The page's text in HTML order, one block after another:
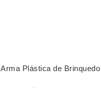
Arma Plástica de Brinquedo